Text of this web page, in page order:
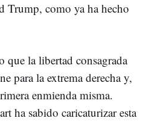
Trump, como ya ha hecho
la libertad consagrada
para la extrema derecha y,
enmienda misma.
ha sabido caricaturizar esta